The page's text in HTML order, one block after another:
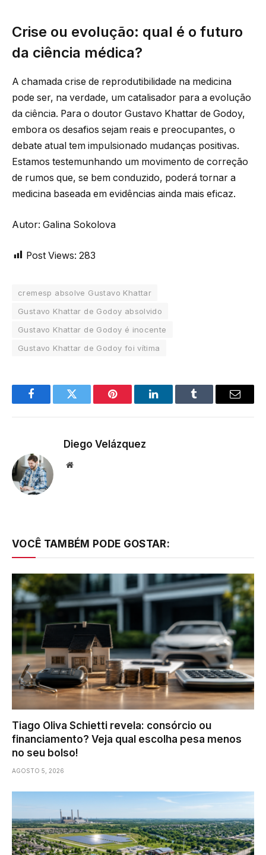
Crise ou evolução: qual é o futuro
da ciência médica?
A chamada crise de reprodutibilidade na medicina
pode ser, na verdade, um catalisador para a evolução
da ciência. Para o doutor Gustavo Khattar de Godoy,
embora os desafios sejam reais e preocupantes, o
debate atual tem impulsionado mudanças positivas.
Estamos testemunhando um movimento de correção
de rumos que, se bem conduzido, poderá tornar a
medicina baseada em evidências ainda mais eficaz.
Autor: Galina Sokolova
Post Views: 283
cremesp absolve Gustavo Khattar
Gustavo Khattar de Godoy absolvido
Gustavo Khattar de Godoy é inocente
Gustavo Khattar de Godoy foi vítima
FacebookTwitter Pinterest LinkedInTumblr Email
Diego Velázquez
Website
VOCÊ TAMBÉM PODE GOSTAR:
Tiago Oliva Schietti revela: consórcio ou
financiamento? Veja qual escolha pesa menos
no seu bolso!
AGOSTO 5, 2026